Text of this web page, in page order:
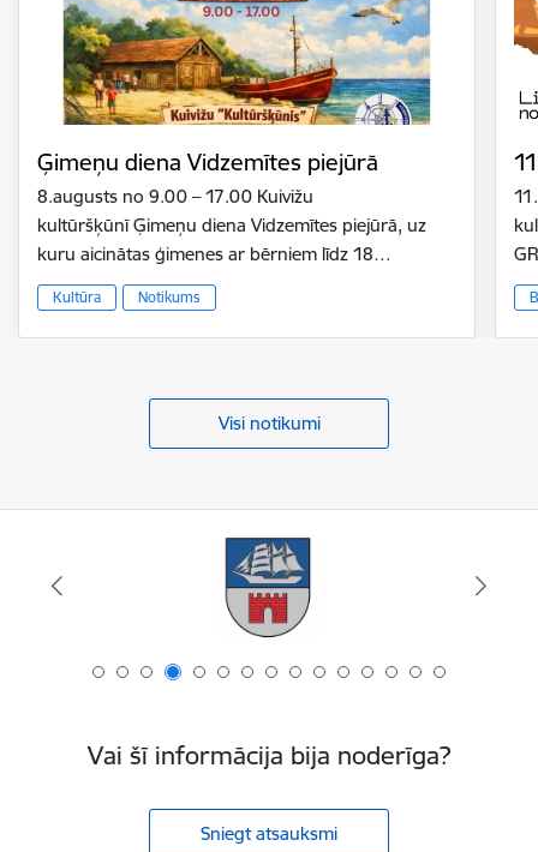
Ģimeņu diena Vidzemītes piejūrā
8.augusts no 9.00 – 17.00 Kuivižu
kultūršķūnī Ģimeņu diena Vidzemītes piejūrā, uz
kuru aicinātas ģimenes ar bērniem līdz 18…
Kultūra Notikums
Visi notikumi
Vai šī informācija bija noderīga?
Sniegt atsauksmi